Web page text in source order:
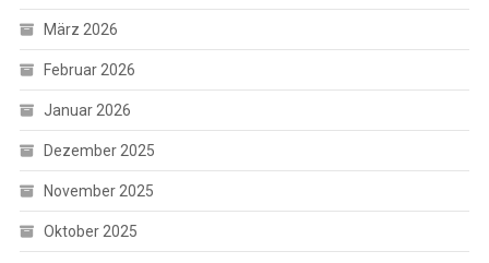
März 2026
Februar 2026
Januar 2026
Dezember 2025
November 2025
Oktober 2025